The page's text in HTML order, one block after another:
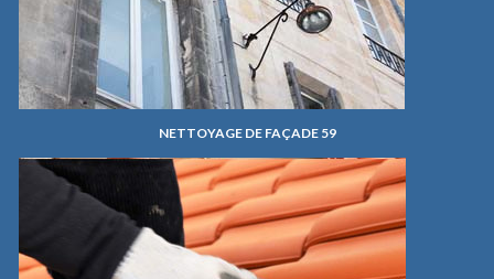
NETTOYAGE DE FAÇADE 59